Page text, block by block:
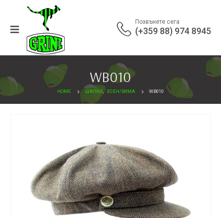
Позвънете сега
(+359 88) 974 8945
WB010
HOME ШАПКИ ЕСЕН/ЗИМА WB010